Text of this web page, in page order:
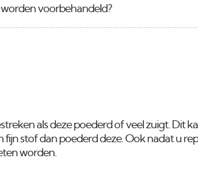
voorbehandeld?
als deze poederd of veel zuigt. Dit
stof dan poederd deze. Ook nadat u
worden.